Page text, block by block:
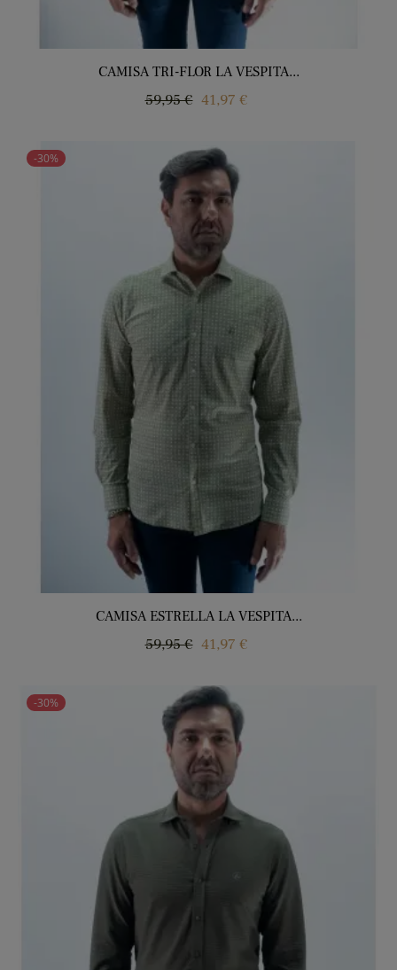
CAMISA TRI-FLOR LA VESPITA...
Precio
59,95 € Precio
41,97 €
-30%
CAMISA ESTRELLA LA VESPITA...
Precio
59,95 € Precio
41,97 €
-30%